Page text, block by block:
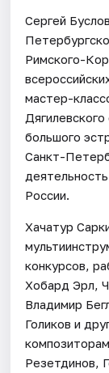
Сергей
Римского-
мастер-
большого
Санкт-
России.
Хачатур
конкурсов,
Хобард Эрл,
Владимир
Голиков и
Резетдинов,